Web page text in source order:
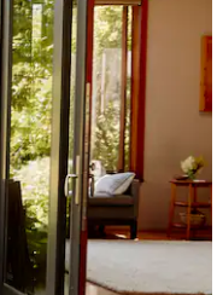
óf door te tikken of swipen.